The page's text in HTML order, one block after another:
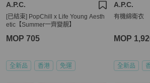
A.P.C.
[已結束] PopChill x Life Young Aesth
etic【Summer一齊變靚】
MOP 705
全新品 香港 免運
A.P.C.
有機綿衛衣
MOP
全新品